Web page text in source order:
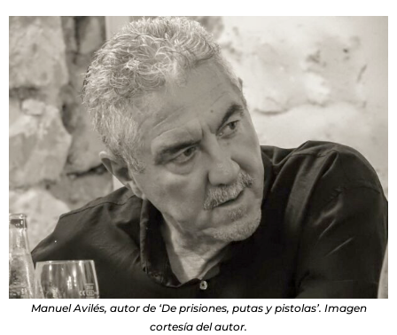
Manuel Avilés, autor de ‘De prisiones, putas y pistolas’. Imagen
cortesía del autor.